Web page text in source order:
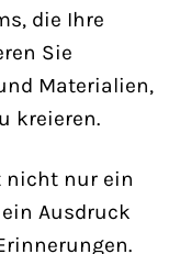
die Ihre
Sie
Materialien,
kreieren.
nicht nur ein
Ausdruck